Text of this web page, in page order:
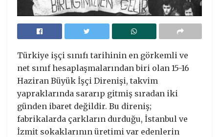
Türkiye işçi sınıfı tarihinin en görkemli ve
net sınıf hesaplaşmalarından biri olan 15-16
Haziran Büyük İşçi Direnişi, takvim
yapraklarında sararıp gitmiş sıradan iki
günden ibaret değildir. Bu direniş;
fabrikalarda çarkların durduğu, İstanbul ve
İzmit sokaklarının üretimi var edenlerin